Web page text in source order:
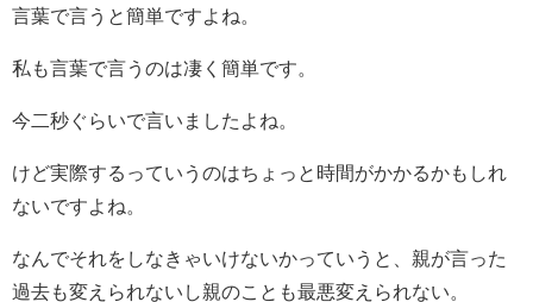
言葉で言うと簡単ですよね。
私も言葉で言うのは凄く簡単です。
今二秒ぐらいで言いましたよね。
けど実際するっていうのはちょっと時間がかかるかもしれ
ないですよね。
なんでそれをしなきゃいけないかっていうと、親が言った
過去も変えられないし親のことも最悪変えられない。